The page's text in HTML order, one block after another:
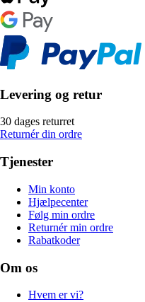
Levering og retur
30 dages returret
Returnér din ordre
Tjenester
Min konto
Hjælpecenter
Følg min ordre
Returnér min ordre
Rabatkoder
Om os
Hvem er vi?